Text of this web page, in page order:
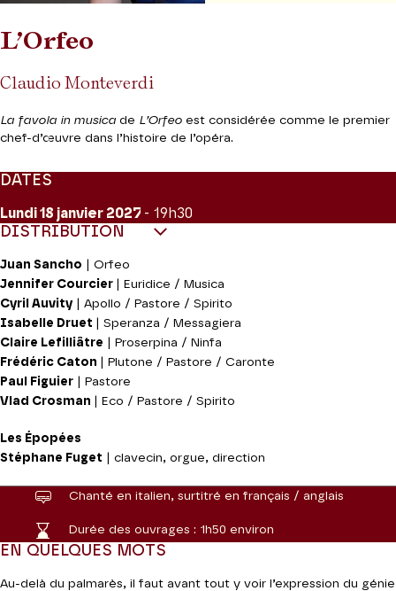
L’Orfeo
Claudio Monteverdi
La favola in musica de L’Orfeo est considérée comme le premier
chef-d’œuvre dans l’histoire de l’opéra.
DATES
Lundi 18 janvier 2027 - 19h30
DISTRIBUTION
Juan Sancho | Orfeo
Jennifer Courcier
| Euridice / Musica
Cyril Auvity | Apollo / Pastore / Spirito
Isabelle Druet
| Speranza / Messagiera
Claire Lefilliâtre | Proserpina / Ninfa
Frédéric Caton
| Plutone / Pastore / Caronte
Paul Figuier | Pastore
Vlad Crosman
| Eco / Pastore / Spirito
Les Épopées
Stéphane Fuget | clavecin, orgue, direction
Chanté en italien, surtitré en français / anglais
Durée des ouvrages : 1h50 environ
EN QUELQUES MOTS
Au-delà du palmarès, il faut avant tout y voir l’expression du génie